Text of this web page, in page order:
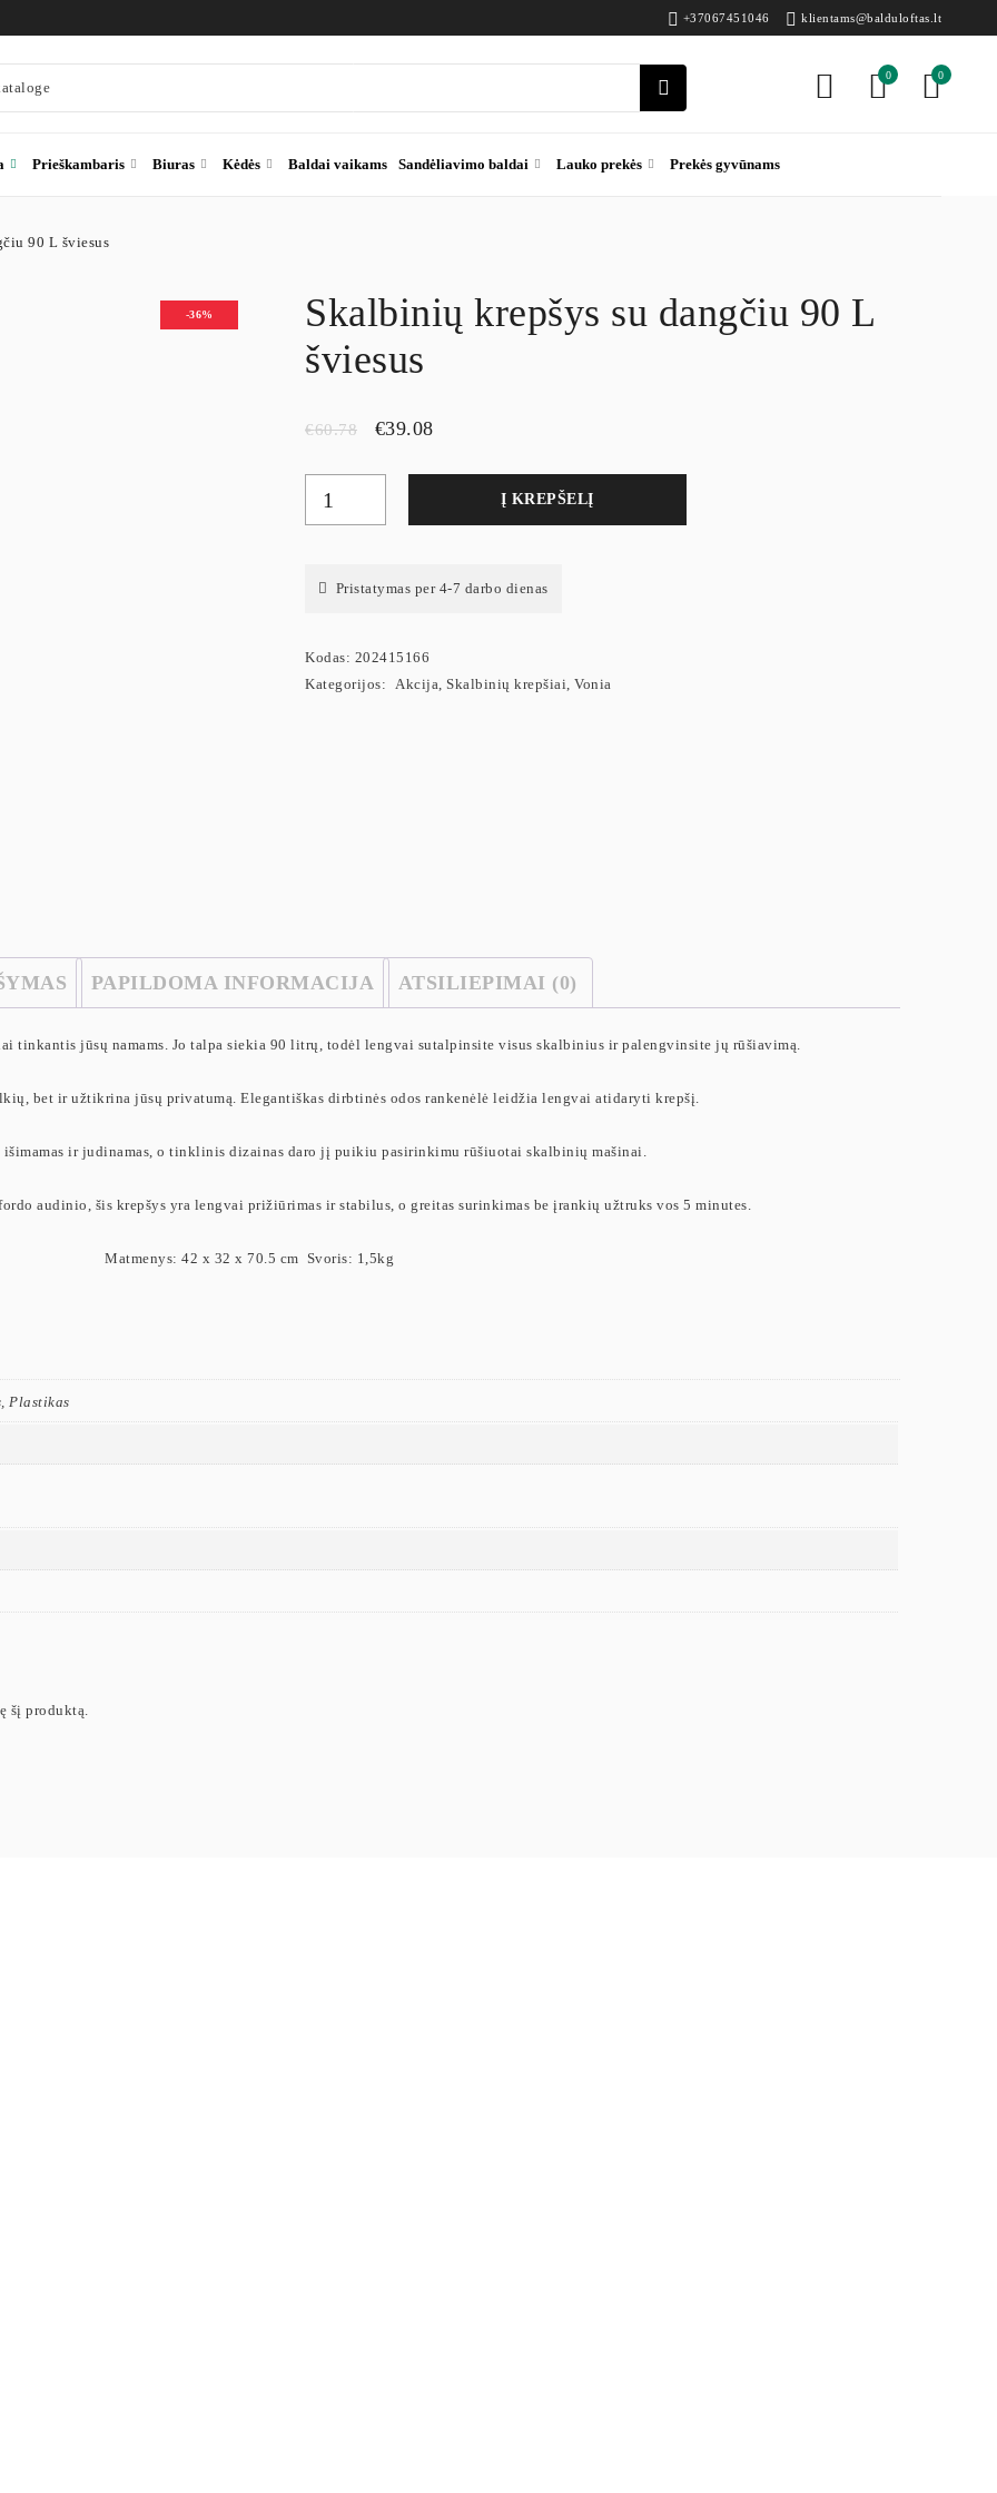
+37067451046 klientams@balduloftas.lt
0
0
Prieškambaris Biuras Kėdės Baldai vaikams Sandėliavimo baldai Lauko prekės Prekės gyvūnams
90 L šviesus
-36%
Skalbinių krepšys su dangčiu 90 L
šviesus
€60.78 €39.08
Į KREPŠELĮ
Pristatymas per 4-7 darbo dienas
Kodas: 202415166
Kategorijos: Akcija, Skalbinių krepšiai, Vonia
PAPILDOMA INFORMACIJA ATSILIEPIMAI (0)
tinkantis jūsų namams. Jo talpa siekia 90 litrų, todėl lengvai sutalpinsite visus skalbinius ir palengvinsite jų rūšiavimą.
bet ir užtikrina jūsų privatumą. Elegantiškas dirbtinės odos rankenėlė leidžia lengvai atidaryti krepšį.
išimamas ir judinamas, o tinklinis dizainas daro jį puikiu pasirinkimu rūšiuotai skalbinių mašinai.
audinio, šis krepšys yra lengvai prižiūrimas ir stabilus, o greitas surinkimas be įrankių užtruks vos 5 minutes.
Matmenys: 42 x 32 x 70.5 cm Svoris: 1,5kg
Plastikas
šį produktą.